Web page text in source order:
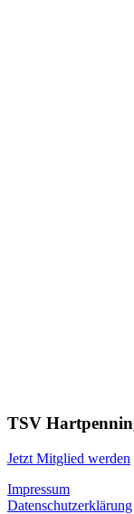
TSV
Jetzt Mitglied werden
Impressum
Datenschutzerklärung